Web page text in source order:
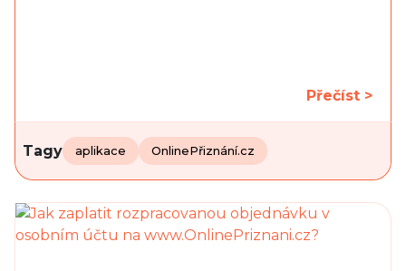
Přečíst >
Tagy aplikace OnlinePřiznání.cz